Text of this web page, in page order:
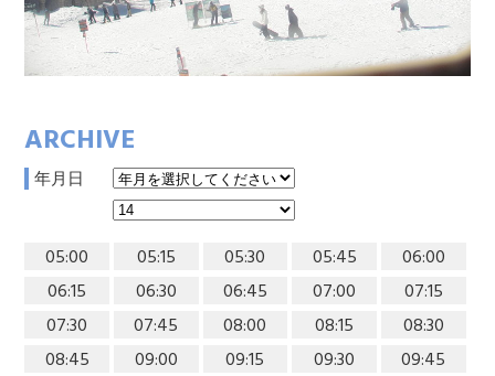
ARCHIVE
年月日
05:00 05:15 05:30 05:45
06:00
06:15
06:30 06:45 07:00
07:15
07:30
07:45 08:00 08:15
08:30
08:45
09:00 09:15 09:30
09:45